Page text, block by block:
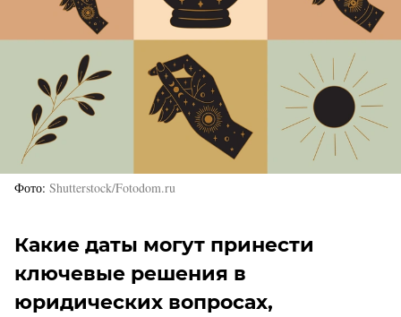
Фото Shutterstock/Fotodom.ru
Какие даты могут принести
ключевые решения в
юридических вопросах,